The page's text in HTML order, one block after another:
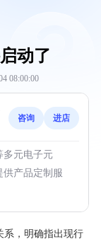
动了
08:00:00
咨询 进店
多元电子元
供产品定制服
系，明确指出现行